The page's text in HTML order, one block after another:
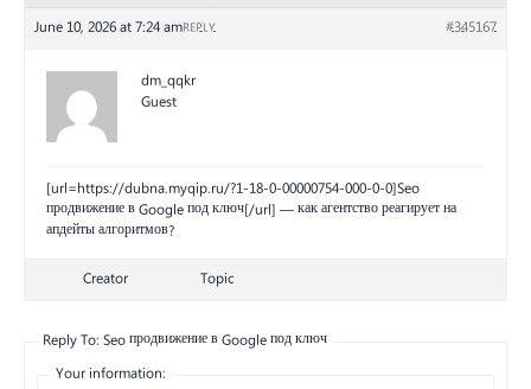
June 10, 2026 at 7:24 am
#345167
REPLY
dm_qqkr
Guest
[url=https://dubna.myqip.ru/?1-18-0-00000754-000-0-0]Seo
продвижение в Google под ключ[/url] — как агентство реагирует на
апдейты алгоритмов?
Creator
Topic
Reply To: Seo продвижение в Google под ключ
Your information: